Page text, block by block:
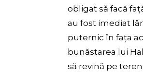
obligat să facă
au fost imediat
puternic în fața
bunăstarea lui
să revină pe